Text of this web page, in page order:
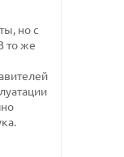
но с
то же